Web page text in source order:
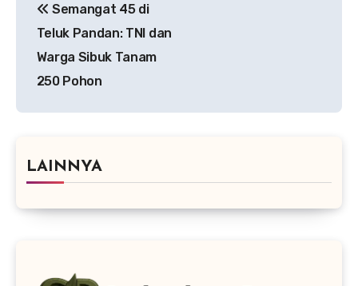
pos
Semangat 45 di
Teluk Pandan: TNI dan
Warga Sibuk Tanam
250 Pohon
LAINNYA